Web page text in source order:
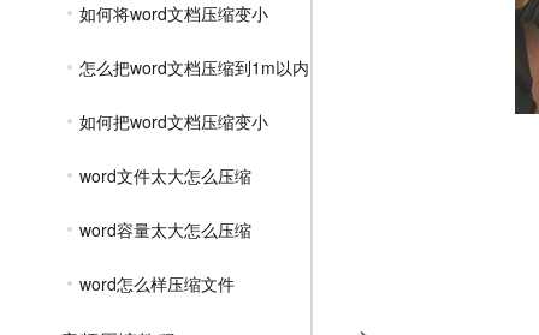
如何将word文档压缩变小
怎么把word文档压缩到1m以内
如何把word文档压缩变小
word文件太大怎么压缩
word容量太大怎么压缩
word怎么样压缩文件